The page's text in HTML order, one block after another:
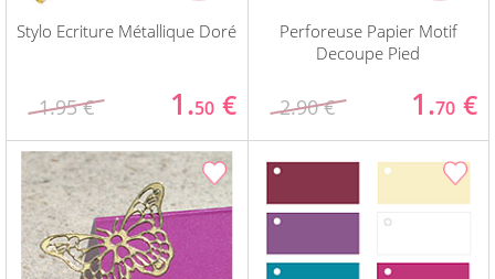
Stylo Ecriture Métallique Doré
1.95 € 1.50 €
Perforeuse Papier Motif
Decoupe Pied
2.90 € 1.70 €